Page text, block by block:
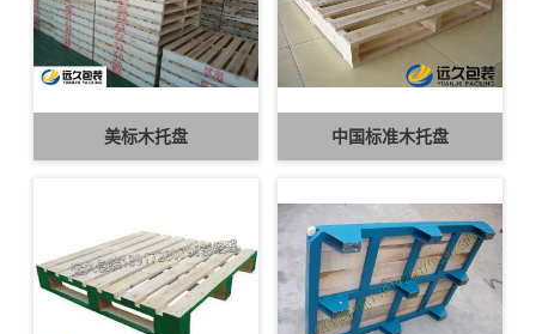
美标木托盘 中国标准木托盘